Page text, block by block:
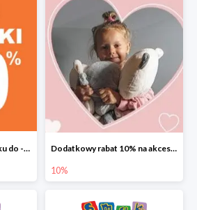
Wybrane zabawki w Smyku do -50% Dodatkowy rabat 10% na akcesoria dziecięce
10%